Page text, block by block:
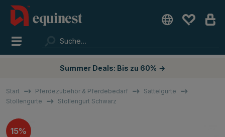
Summer Deals: Bis zu 60% →
Start Pferdezubehör & Pferdebedarf
Sattelgurte
Stollengurte
Stollengurt Schwarz
15%